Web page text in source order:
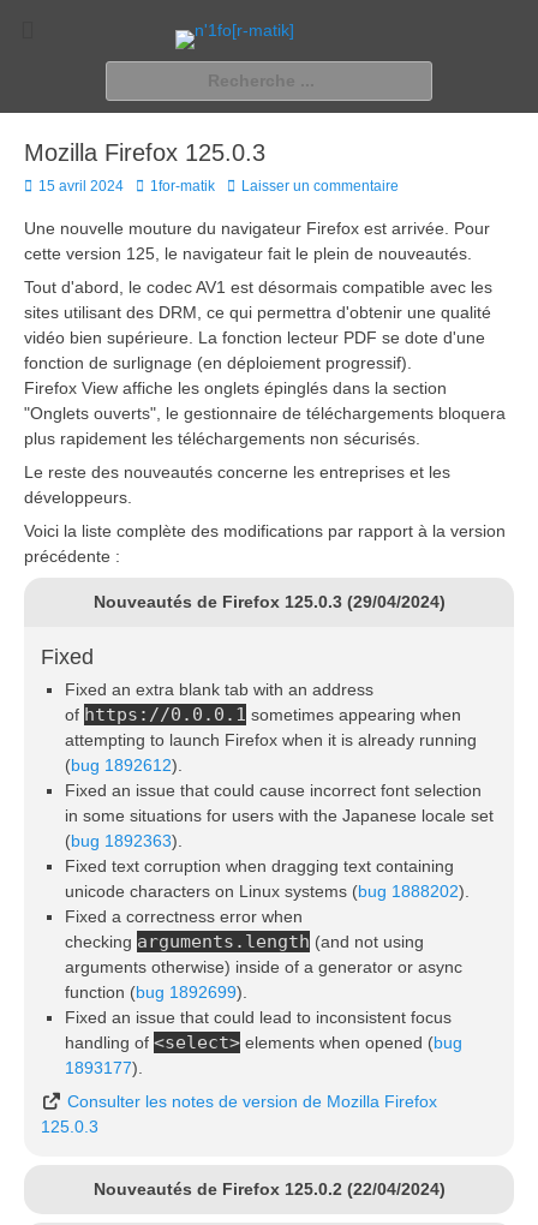
n'1fo[r-matik]
Pour les nymphos d'infos en info…
Mozilla Firefox 125.0.3
Posted
15 avril 2024 Author
1for-matik Laisser un commentaire
Une nouvelle mouture du navigateur Firefox est arrivée. Pour
cette version 125, le navigateur fait le plein de nouveautés.
Tout d'abord, le codec AV1 est désormais compatible avec les
sites utilisant des DRM, ce qui permettra d'obtenir une qualité
vidéo bien supérieure. La fonction lecteur PDF se dote d'une
fonction de surlignage (en déploiement progressif).
Firefox View affiche les onglets épinglés dans la section
"Onglets ouverts", le gestionnaire de téléchargements bloquera
plus rapidement les téléchargements non sécurisés.
Le reste des nouveautés concerne les entreprises et les
développeurs.
Voici la liste complète des modifications par rapport à la version
précédente :
Nouveautés de Firefox 125.0.3 (29/04/2024)
Fixed
Fixed an extra blank tab with an address
of https://0.0.0.1 sometimes appearing when
attempting to launch Firefox when it is already running
(bug 1892612).
Fixed an issue that could cause incorrect font selection
in some situations for users with the Japanese locale set
(bug 1892363).
Fixed text corruption when dragging text containing
unicode characters on Linux systems (bug 1888202).
Fixed a correctness error when
checking arguments.length (and not using
arguments otherwise) inside of a generator or async
function (bug 1892699).
Fixed an issue that could lead to inconsistent focus
handling of <select> elements when opened (bug
1893177).
Consulter les notes de version de Mozilla Firefox
125.0.3
Nouveautés de Firefox 125.0.2 (22/04/2024)